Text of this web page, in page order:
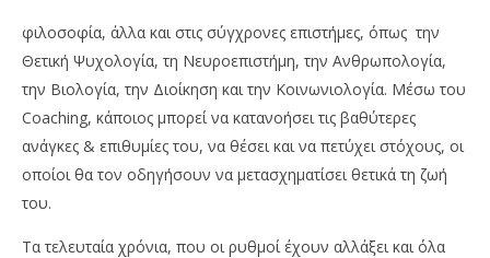
φιλοσοφία, άλλα και στις σύγχρονες επιστήμες, όπως την
Θετική Ψυχολογία, τη Νευροεπιστήμη, την Ανθρωπολογία,
την Βιολογία, την Διοίκηση και την Κοινωνιολογία. Μέσω του
Coaching, κάποιος μπορεί να κατανοήσει τις βαθύτερες
ανάγκες & επιθυμίες του, να θέσει και να πετύχει στόχους, οι
οποίοι θα τον οδηγήσουν να μετασχηματίσει θετικά τη ζωή
του.
Τα τελευταία χρόνια, που οι ρυθμοί έχουν αλλάξει και όλα